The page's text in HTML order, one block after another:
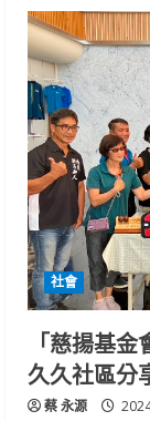
通
事
故
防
制
量
能
再
追
擊
南
市
交
通
違
規
科
技
執
法
年
底
再
添
20
處
社會
「慈揚基
久久社區分
蔡 永源